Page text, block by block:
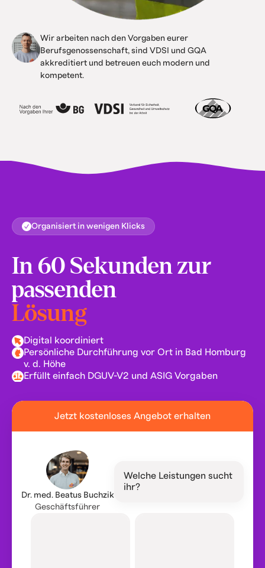
Wir arbeiten nach den Vorgaben eurer
Berufsgenossenschaft, sind VDSI und GQA
akkreditiert und betreuen euch modern und
kompetent.
Organisiert in wenigen Klicks
In 60 Sekunden zur
passenden
Lösung
Digital koordiniert
Persönliche Durchführung vor Ort in Bad Homburg
v. d. Höhe
Erfüllt einfach DGUV-V2 und ASIG Vorgaben
Jetzt kostenloses Angebot erhalten
Dr. med. Beatus Buchzik
Geschäftsführer
Welche Leistungen sucht
ihr?